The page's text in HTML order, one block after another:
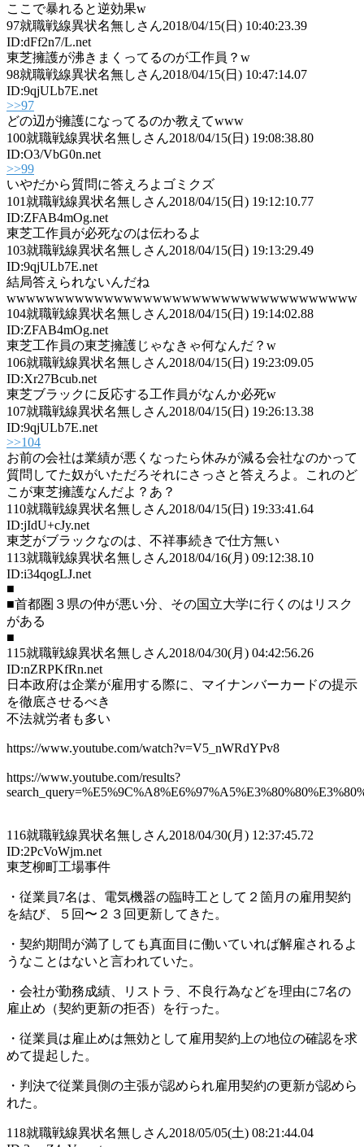
ここで暴れると逆効果w
97就職戦線異状名無しさん2018/04/15(日) 10:40:23.39
ID:dFf2n7/L.net
東芝擁護が沸きまくってるのが工作員？w
98就職戦線異状名無しさん2018/04/15(日) 10:47:14.07
ID:9qjULb7E.net
>>97
どの辺が擁護になってるのか教えてwww
100就職戦線異状名無しさん2018/04/15(日) 19:08:38.80
ID:O3/VbG0n.net
>>99
いやだから質問に答えろよゴミクズ
101 就職戦線異状名無しさん2018/04/15(日) 19:12:10.77
ID:ZFAB4mOg.net
東芝工作員が必死なのは伝わるよ
103就職戦線異状名無しさん2018/04/15(日) 19:13:29.49
ID:9qjULb7E.net
結局答えられないんだね
wwwwwwwwwwwwwwwwwwwwwwwwwwwwwwwwwwww
104就職戦線異状名無しさん2018/04/15(日) 19:14:02.88
ID:ZFAB4mOg.net
東芝工作員の東芝擁護じゃなきゃ何なんだ？w
106就職戦線異状名無しさん2018/04/15(日) 19:23:09.05
ID:Xr27Bcub.net
東芝ブラックに反応する工作員がなんか必死w
107就職戦線異状名無しさん2018/04/15(日) 19:26:13.38
ID:9qjULb7E.net
>>104
お前の会社は業績が悪くなったら休みが減る会社なのかって
質問してた奴がいただろそれにさっさと答えろよ。これのど
こが東芝擁護なんだよ？あ？
110就職戦線異状名無しさん2018/04/15(日) 19:33:41.64
ID:jIdU+cJy.net
東芝がブラックなのは、不祥事続きで仕方無い
113就職戦線異状名無しさん2018/04/16(月) 09:12:38.10
ID:i34qogLJ.net
■
■首都圏３県の仲が悪い分、その国立大学に行くのはリスク
がある
■
115就職戦線異状名無しさん2018/04/30(月) 04:42:56.26
ID:nZRPKfRn.net
日本政府は企業が雇用する際に、マイナンバーカードの提示
を徹底させるべき
不法就労者も多い
https://www.youtube.com/watch?v=V5_nWRdYPv8
https://www.youtube.com/results?
116就職戦線異状名無しさん2018/04/30(月) 12:37:45.72
ID:2PcVoWjm.net
東芝柳町工場事件
・従業員7名は、電気機器の臨時工として２箇月の雇用契約
を結び、５回〜２３回更新してきた。
・契約期間が満了しても真面目に働いていれば解雇されるよ
うなことはないと言われていた。
・会社が勤務成績、リストラ、不良行為などを理由に7名の
雇止め（契約更新の拒否）を行った。
・従業員は雇止めは無効として雇用契約上の地位の確認を求
めて提起した。
・判決で従業員側の主張が認められ雇用契約の更新が認めら
れた。
118就職戦線異状名無しさん2018/05/05(土) 08:21:44.04